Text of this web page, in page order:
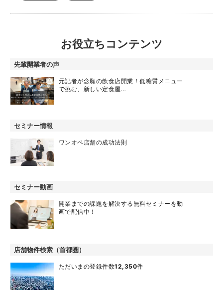
お役立ちコンテンツ
先輩開業者の声
元記者が念願の飲食店開業！低糖質メニュー
で挑む、新しい定食屋…
セミナー情報
ワンオペ店舗の成功法則
セミナー動画
開業までの課題を解決する無料セミナーを動
画で配信中！
店舗物件検索（首都圏）
ただいまの登録件数12,350件